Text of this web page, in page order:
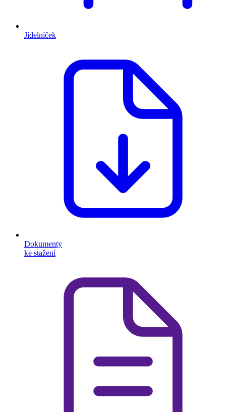
Jídelníček
Dokumenty
ke stažení